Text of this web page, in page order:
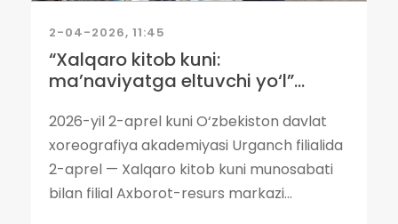
2-04-2026, 11:45
“Xalqaro kitob kuni:
ma’naviyatga eltuvchi yo‘l”...
2026-yil 2-aprel kuni O‘zbekiston davlat
xoreografiya akademiyasi Urganch filialida
2-aprel — Xalqaro kitob kuni munosabati
bilan filial Axborot-resurs markazi...